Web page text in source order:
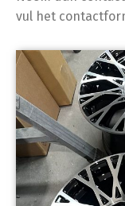
vul het